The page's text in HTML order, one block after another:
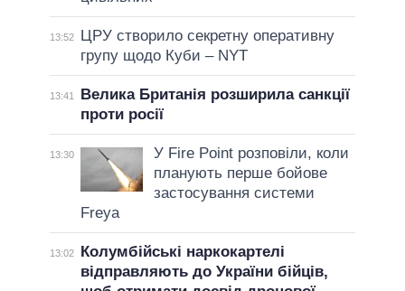
13:52
ЦРУ створило секретну оперативну
групу щодо Куби – NYT
13:41
Велика Британія розширила санкції
проти росії
13:30
У Fire Point розповіли, коли
планують перше бойове
застосування системи
Freya
13:02
Колумбійські наркокартелі
відправляють до України бійців,